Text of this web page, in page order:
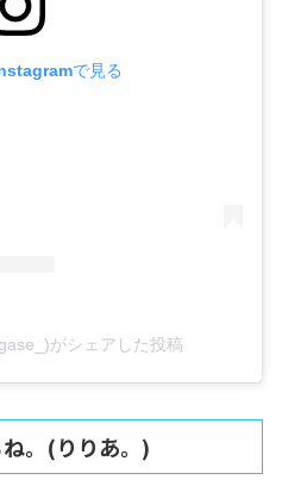
で見る
がシェアした投稿
。(りりあ。)